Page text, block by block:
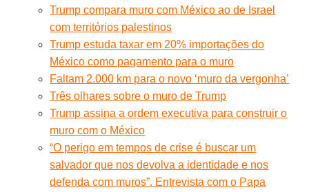
Trump compara muro com México ao de Israel
com territórios palestinos
Trump estuda taxar em 20% importações do
México como pagamento para o muro
Faltam 2.000 km para o novo ‘muro da vergonha’
Três olhares sobre o muro de Trump
Trump assina a ordem executiva para construir o
muro com o México
“O perigo em tempos de crise é buscar um
salvador que nos devolva a identidade e nos
defenda com muros”. Entrevista com o Papa